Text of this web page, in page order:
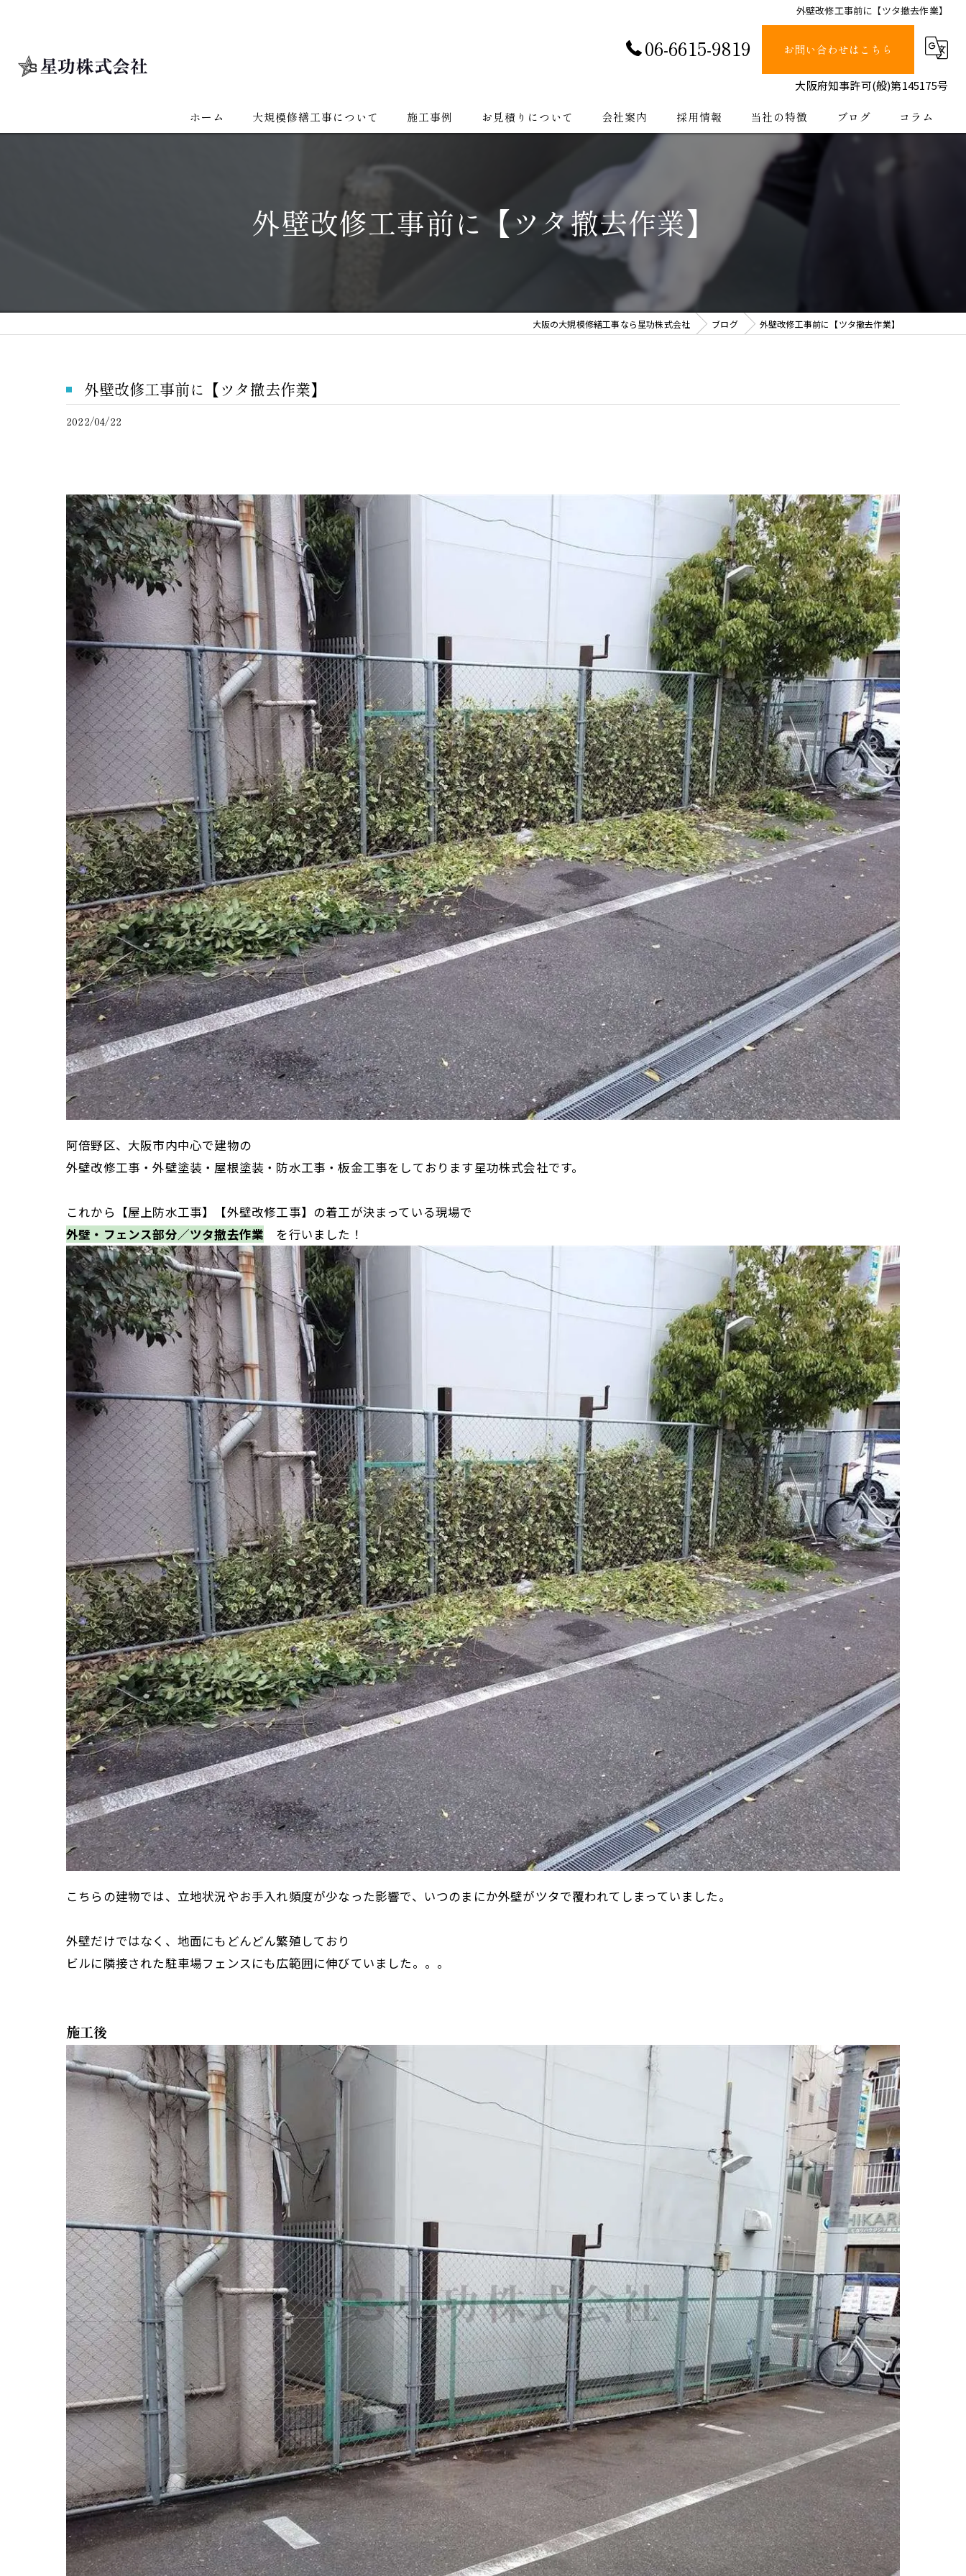
外壁改修工事前に【ツタ撤去作業】
06-6615-9819 お問い合わせはこちら
大阪府知事許可(般)第145175号
ホーム 大規模修繕工事について 施工事例 お見積りについて 会社案内
会社紹介
採用情報 当社の特徴
塗装
止水
ブログ コラム
外壁改修工事前に【ツタ撤去作業】
大阪の大規模修繕工事なら星功株式会社 ブログ 外壁改修工事前に【ツタ撤去作業】
外壁改修工事前に【ツタ撤去作業】
2022/04/22
阿倍野区、大阪市内中心で建物の
外壁改修工事・外壁塗装・屋根塗装・防水工事・板金工事をしております星功株式会社です。
これから【屋上防水工事】【外壁改修工事】の着工が決まっている現場で
外壁・フェンス部分／ツタ撤去作業 を行いました！
こちらの建物では、立地状況やお手入れ頻度が少なった影響で、いつのまにか外壁がツタで覆われてしまっていました。
外壁だけではなく、地面にもどんどん繁殖しており
ビルに隣接された駐車場フェンスにも広範囲に伸びていました。。。
施工後
お問い合わせはこちら
お問い合わせはこちら